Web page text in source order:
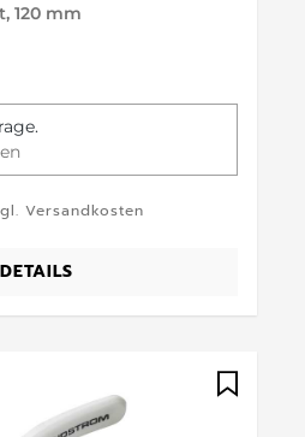
120 mm
Versandkosten
DETAILS